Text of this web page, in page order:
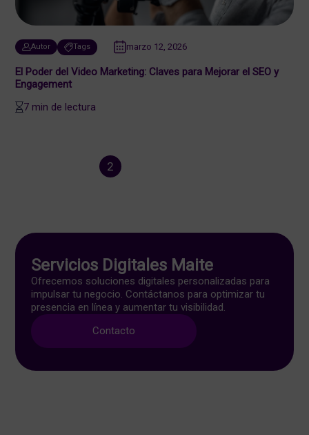
Autor Tags marzo 12, 2026
El Poder del Video Marketing: Claves para Mejorar el SEO y
Engagement
7 min de lectura
2
Servicios Digitales Maite
Ofrecemos soluciones digitales personalizadas para
impulsar tu negocio. Contáctanos para optimizar tu
presencia en línea y aumentar tu visibilidad.
Contacto